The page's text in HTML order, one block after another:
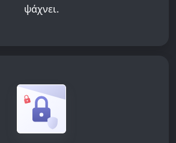
ψάχνει.